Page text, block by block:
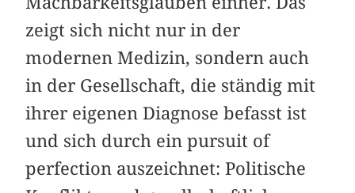
zeigt sich nicht nur in der
modernen Medizin, sondern auch
in der Gesellschaft, die ständig mit
ihrer eigenen Diagnose befasst ist
und sich durch ein pursuit of
perfection auszeichnet: Politische